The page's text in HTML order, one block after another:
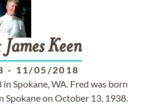
James Keen
- 11/05/2018
Spokane, WA. Fred was born
Spokane on October 13, 1938.